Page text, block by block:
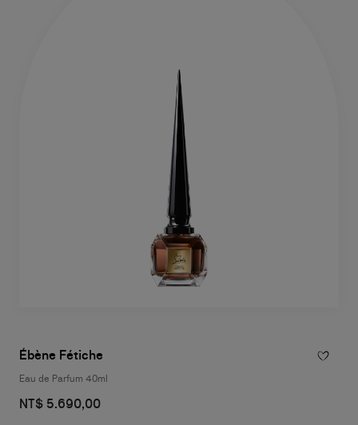
Ébène Fétiche
Eau de Parfum 40ml
NT$ 5.690,00